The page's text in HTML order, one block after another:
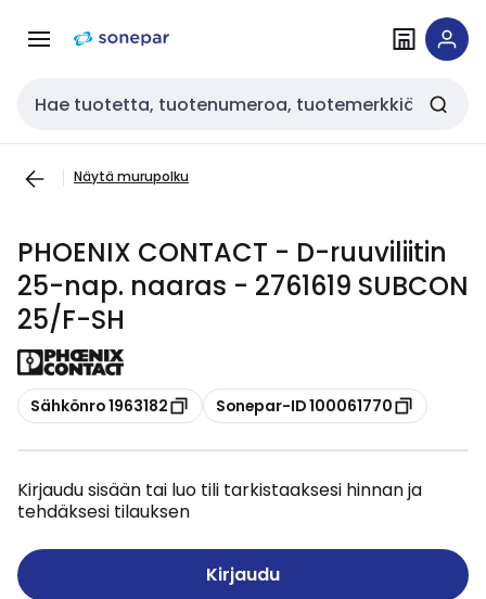
navigointiinsisältöön
Haku
Näytä murupolku
PHOENIX CONTACT - D-ruuviliitin
25-nap. naaras - 2761619 SUBCON
25/F-SH
Kopioi
Sähkönro 1963182 Kopioi
Sonepar-ID 100061770
Kirjaudu sisään tai luo tili tarkistaaksesi hinnan ja
tehdäksesi tilauksen
Kirjaudu